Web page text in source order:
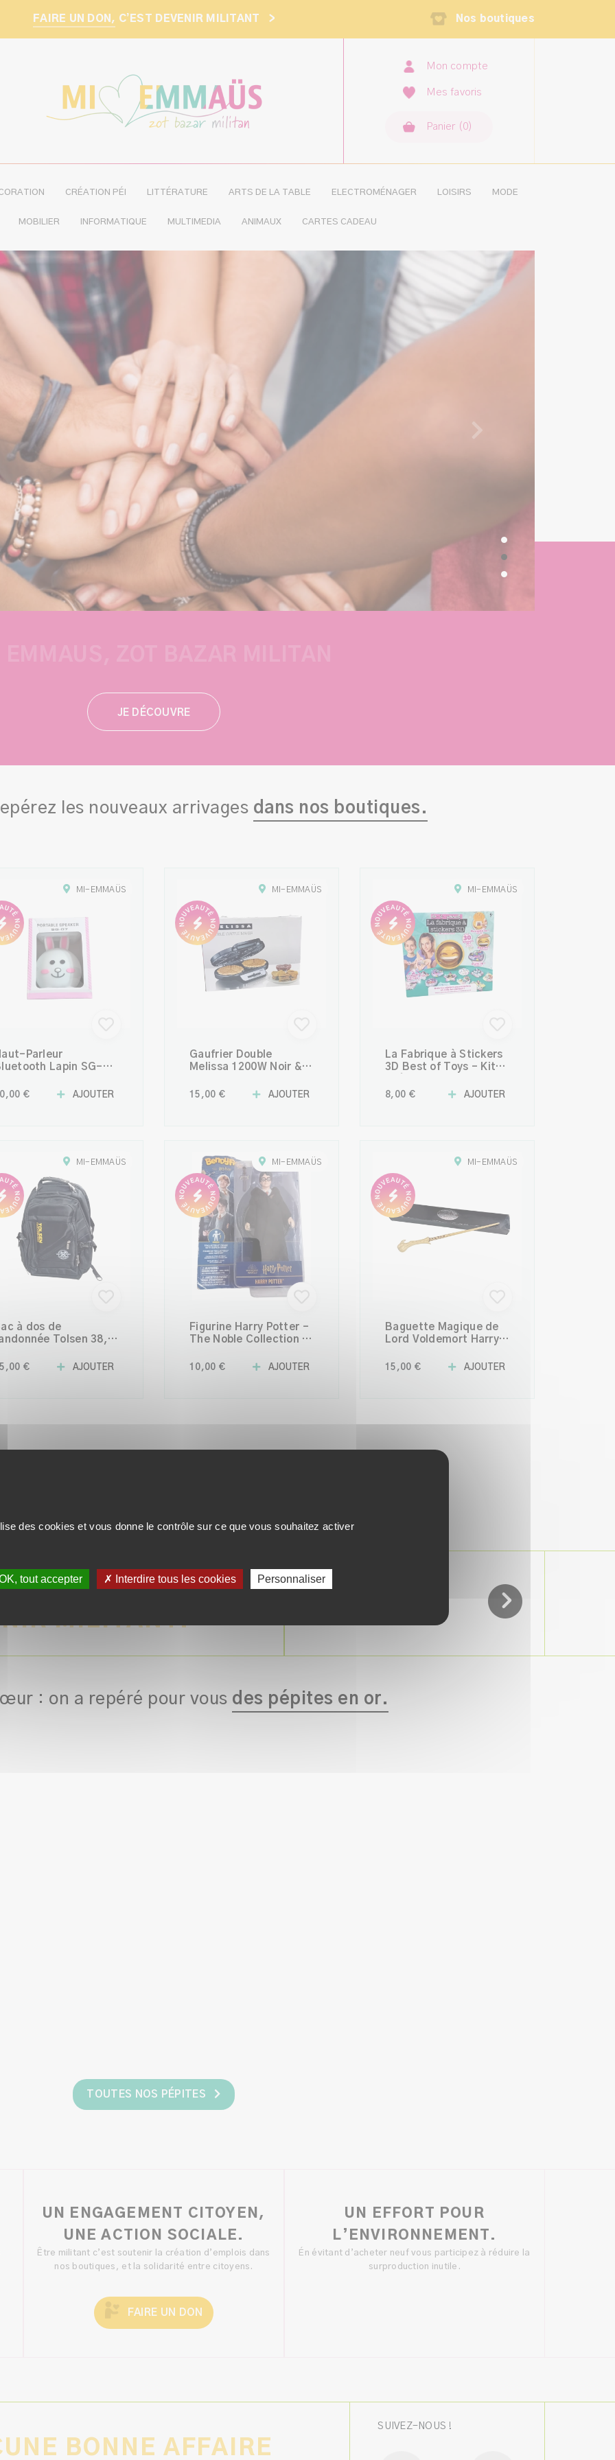
FAIRE UN DON, C’EST DEVENIR MILITANT > Nos boutiques
×
Mon compte
Mes favoris
Panier ( 0)
CRÉATION PÉI LITTÉRATURE ARTS DE LA TABLE ELECTROMÉNAGER LOISIRS MODE
MOBILIER INFORMATIQUE MULTIMEDIA ANIMAUX CARTES CADEAU
JE DÉCOUVRE
les nouveaux arrivages dans nos boutiques.
MI-EMMAÜS
Parleur
Lapin SG-07
et Nomade
€ AJOUTER
MI-EMMAÜS
Gaufrier Double
Melissa 1200W Noir &
Gaufres Dorées en
15,00 € AJOUTER
MI-EMMAÜS
La Fabrique à Stickers
3D Best of Toys – Kit
8,00 € AJOUTER
MI-EMMAÜS
à dos de
Tolsen 38,4
toutes vos
€ AJOUTER
MI-EMMAÜS
Figurine Harry Potter –
The Noble Collection –
Officiel
10,00 € AJOUTER
MI-EMMAÜS
Baguette Magique de
Lord Voldemort Harry
Collection 35 cm –
15,00 € AJOUTER
RÉUTILISER.
MILITANT.
PARCOURIR L’ENSEMBLE
: on a repéré pour vous des pépites en or.
TOUTES NOS PÉPITES
UN ENGAGEMENT CITOYEN,
UNE ACTION SOCIALE.
Être militant c’est soutenir la création d’emplois dans
nos boutiques, et la solidarité entre citoyens.
FAIRE UN DON
UN EFFORT POUR
L’ENVIRONNEMENT.
Én évitant d’acheter neuf vous participez à réduire la
surproduction inutile.
BONNE AFFAIRE
SUIVEZ-NOUS !
des cookies et vous donne le contrôle sur ce que vous souhaitez activer
tout accepter ✗ Interdire tous les cookies Personnaliser